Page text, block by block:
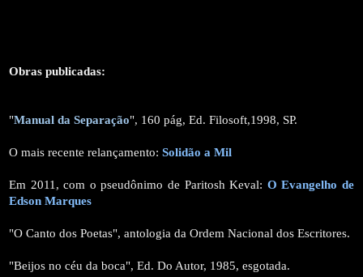
Obras publicadas:
"Manual da Separação", 160 pág, Ed. Filosoft,1998, SP.
O mais recente relançamento: Solidão a Mil
Em 2011, com o pseudônimo de Paritosh Keval: O Evangelho de
Edson Marques
"O Canto dos Poetas", antologia da Ordem Nacional dos Escritores.
"Beijos no céu da boca", Ed. Do Autor, 1985, esgotada.